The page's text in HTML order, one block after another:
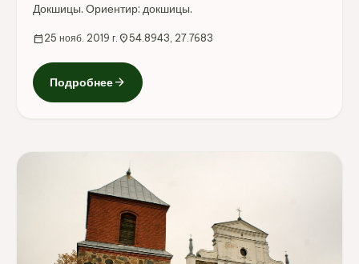
Докшицы. Ориентир: докшицы.
calendar_today 25 нояб. 2019 г. location_on54.8943, 27.7683
Подробнееarrow_forward